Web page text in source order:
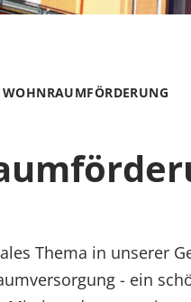
WOHNRAUMFÖRDERUNG
Thema in unserer
- ein